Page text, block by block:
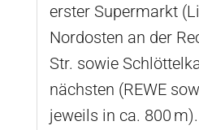
erster Supermarkt
Nordosten an der
Str. sowie
nächsten (REWE
jeweils in ca. 800